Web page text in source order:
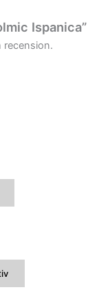
Ispanica”
recension.
här
flera
Dehär